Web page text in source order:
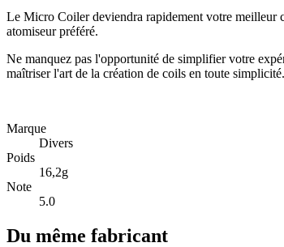
Le Micro Coiler deviendra rapidement votre meilleur
atomiseur préféré.
Ne manquez pas l'opportunité de simplifier votre
maîtriser l'art de la création de coils en toute
Marque
Divers
Poids
16,2g
Note
5.0
Du même fabricant